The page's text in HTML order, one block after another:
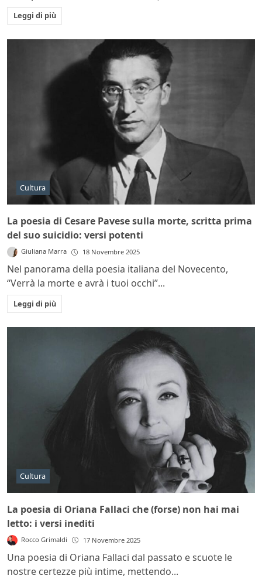
Leggi di più
Cultura
La poesia di Cesare Pavese sulla morte, scritta prima
del suo suicidio: versi potenti
Giuliana Marra 18 Novembre 2025
Nel panorama della poesia italiana del Novecento,
“Verrà la morte e avrà i tuoi occhi”...
Leggi di più
Cultura
La poesia di Oriana Fallaci che (forse) non hai mai
letto: i versi inediti
Rocco Grimaldi 17 Novembre 2025
Una poesia di Oriana Fallaci dal passato e scuote le
nostre certezze più intime, mettendo...